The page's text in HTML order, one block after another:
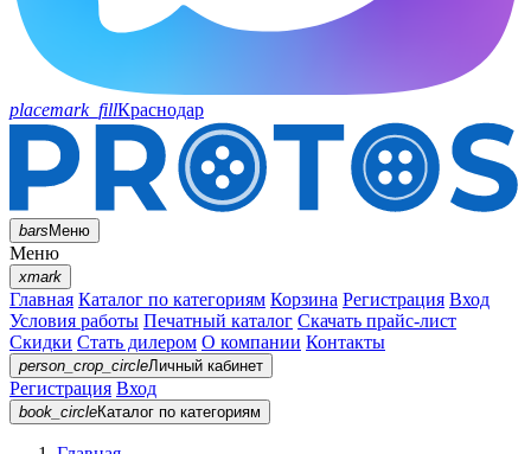
placemark_fillКраснодар
barsМеню
Меню
xmark
Главная Каталог по категориям Корзина Регистрация Вход
Условия работы Печатный каталог Скачать прайс-лист
Скидки Стать дилером О компании Контакты
person_crop_circleЛичный кабинет
Регистрация Вход
book_circleКаталог по категориям